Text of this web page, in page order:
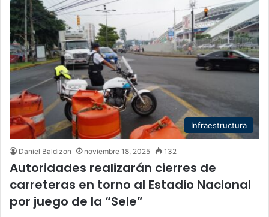
Infraestructura
Daniel Baldizon noviembre 18, 2025 132
Autoridades realizarán cierres de
carreteras en torno al Estadio Nacional
por juego de la “Sele”